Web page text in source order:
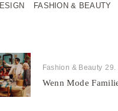
FASHION & BEAUTY
Fashion & Beauty 29.
Wenn Mode